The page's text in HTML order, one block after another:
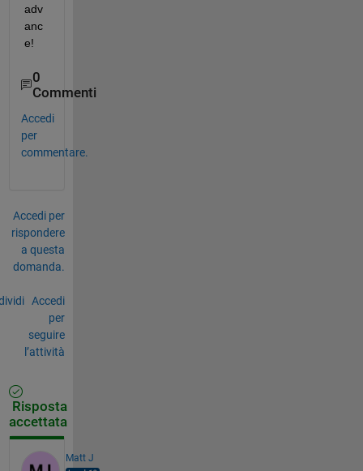
adv
anc
e!
0
Commenti
Accedi
per
commentare.
Accedi per
rispondere
a questa
domanda.
Accedi
per
seguire
l’attività
Risposta
accettata
Matt J